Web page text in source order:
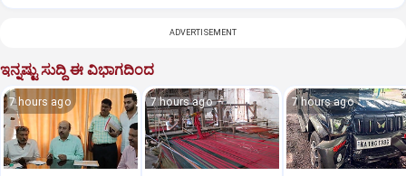
ADVERTISEMENT
ಇನ್ನಷ್ಟು ಸುದ್ದಿ ಈ ವಿಭಾಗದಿಂದ
7 hours ago 7 hours ago 7 hours ago